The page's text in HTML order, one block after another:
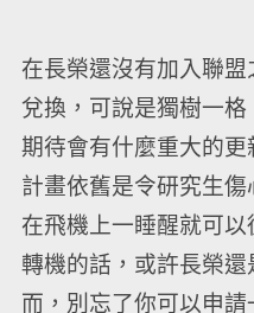
在長榮還沒有加入聯
兌換，可說是獨樹一
期待會有什麼重大的
計畫依舊是令研究生
在飛機上一睡醒就可
轉機的話，或許長榮
而，別忘了你可以申